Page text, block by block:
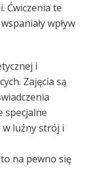
Ćwiczenia te
wpływ
i
Zajęcia są
specjalne
luźny strój i
na pewno się